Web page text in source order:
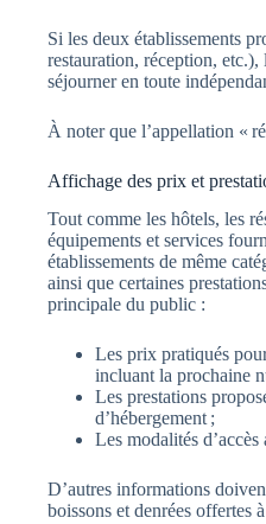
Si les deux établissements
restauration, réception, etc.),
séjourner en toute
À noter que l’appellation «
Affichage des prix et
Tout comme les hôtels, les
équipements et services
établissements de même
ainsi que certaines
principale du public :
Les prix pratiqués
incluant la prochaine
Les prestations
d’hébergement ;
Les modalités
D’autres informations
boissons et denrées offertes